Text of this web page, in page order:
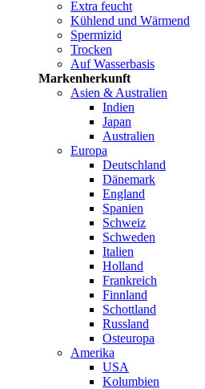
Extra feucht
Kühlend und Wärmend
Spermizid
Trocken
Auf Wasserbasis
Markenherkunft
Asien & Australien
Indien
Japan
Australien
Europa
Deutschland
Dänemark
England
Spanien
Schweiz
Schweden
Italien
Holland
Frankreich
Finnland
Schottland
Russland
Osteuropa
Amerika
USA
Kolumbien